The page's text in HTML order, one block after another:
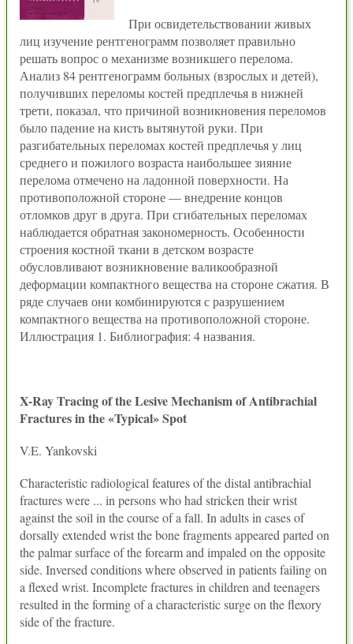
При освидетельствовании живых
лиц изучение рентгенограмм позволяет правильно
решать вопрос о механизме возникшего перелома.
Анализ 84 рентгенограмм больных (взрослых и детей),
получивших переломы костей предплечья в нижней
трети, показал, что причиной возникновения переломов
было падение на кисть вытянутой руки. При
разгибательных переломах костей предплечья у лиц
среднего и пожилого возраста наибольшее зияние
перелома отмечено на ладонной поверхности. На
противоположной стороне — внедрение концов
отломков друг в друга. При сгибательных переломах
наблюдается обратная закономерность. Особенности
строения костной ткани в детском возрасте
обусловливают возникновение валикообразной
деформации компактного вещества на стороне сжатия. В
ряде случаев они комбинируются с разрушением
компактного вещества на противоположной стороне.
Иллюстрация 1. Библиография: 4 названия.
X-Ray Tracing of the Lesive Mechanism of Antibrachial
Fractures in the «Typical» Spot
V.E. Yankovski
Characteristic radiological features of the distal antibrachial
fractures were ... in persons who had stricken their wrist
against the soil in the course of a fall. In adults in cases of
dorsally extended wrist the bone fragments appeared parted on
the palmar surface of the forearm and impaled on the opposite
side. Inversed conditions where observed in patients failing on
a flexed wrist. Incomplete fractures in children and teenagers
resulted in the forming of a characteristic surge on the flexory
side of the fracture.